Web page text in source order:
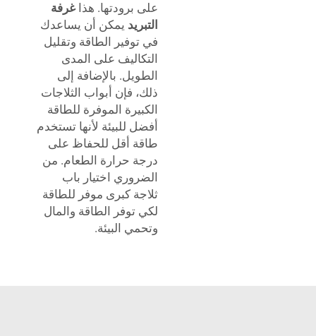
على برودتها. هذاغرفة
يمكن أن يساعدك
في توفير الطاقة وتقليل
التكاليف على المدى
الطويل. بالإضافة إلى
ذلك، فإن أبواب الثلاجات
الكبيرة الموفرة للطاقة
أفضل للبيئة لأنها تستخدم
طاقة أقل للحفاظ على
درجة حرارة الطعام. من
الضروري اختيار باب
ثلاجة كبرى موفر للطاقة
لكي توفر الطاقة والمال
وتحمي البيئة.